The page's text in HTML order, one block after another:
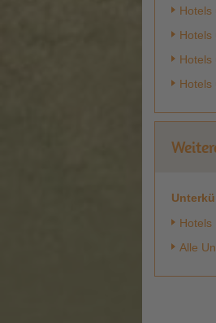
Hotels
Hotels
Hotels
Hotels
Hotels
Alle